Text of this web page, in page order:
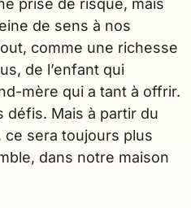
prise de risque, mais
de sens à nos
comme une richesse
de l’enfant qui
mère qui a tant à offrir.
défis. Mais à partir du
sera toujours plus
dans notre maison